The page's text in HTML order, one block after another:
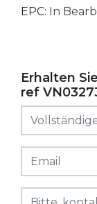
Erhalten
ref
EPC: In